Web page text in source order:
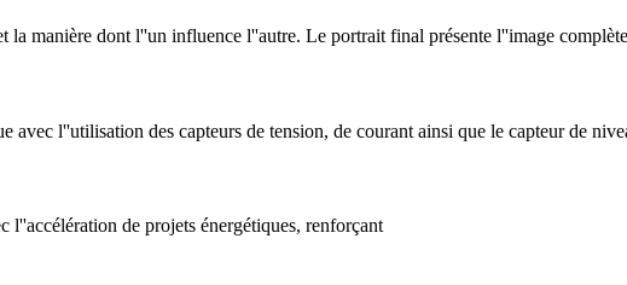
manière dont l''un influence l''autre. Le portrait final présente l''image
l''utilisation des capteurs de tension, de courant ainsi que le capteur de
l''accélération de projets énergétiques, renforçant